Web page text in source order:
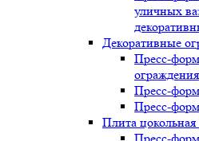
уличных
Декоративные
Пресс-
Пресс-
Пресс-
Плита цокольная